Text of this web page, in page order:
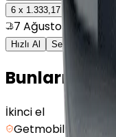
6 x 1.333,17 TL
7.999 TL
7 Ağustos'ta
Hızlı Al Sepete Ekle
Bunları da
İkinci el
Getmobil Güvencesi